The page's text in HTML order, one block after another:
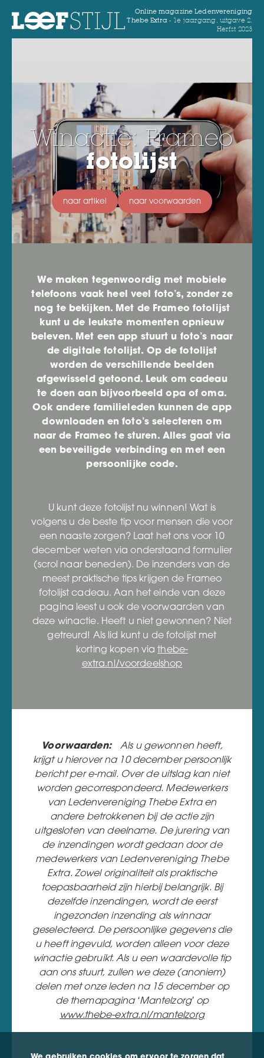
Online magazine Ledenvereniging
Thebe Extra -
1e jaargang, uitgave 2,
Herfst 2023
Winactie: Frameo
fotolijst
naar artikel naar voorwaarden
We maken tegenwoordig met mobiele
telefoons vaak heel veel foto’s, zonder ze
nog te bekijken. Met de Frameo fotolijst
kunt u de leukste momenten opnieuw
beleven. Met een app stuurt u foto’s naar
de digitale fotolijst. Op de fotolijst
worden de verschillende beelden
afgewisseld getoond. Leuk om cadeau
te doen aan bijvoorbeeld opa of oma.
Ook andere familieleden kunnen de app
downloaden en foto’s selecteren om
naar de Frameo te sturen. Alles gaat via
een beveiligde verbinding en met een
persoonlijke code.
U kunt deze fotolijst nu winnen! Wat is
volgens u de beste tip voor mensen die voor
een naaste zorgen? Laat het ons voor 10
december weten via onderstaand formulier
(scrol naar beneden). De inzenders van de
meest praktische tips krijgen de Frameo
fotolijst cadeau. Aan het einde van deze
pagina leest u ook de voorwaarden van
deze winactie. Heeft u niet gewonnen? Niet
getreurd! Als lid kunt u de fotolijst met
korting kopen viathebe-
extra.nl/voordeelshop
Voorwaarden:Als u gewonnen heeft,
krijgt u hierover na 10 december persoonlijk
bericht per e-mail. Over de uitslag kan niet
worden gecorrespondeerd. Medewerkers
van Ledenvereniging Thebe Extra en
andere betrokkenen bij de actie zijn
uitgesloten van deelname. De jurering van
de inzendingen wordt gedaan door de
medewerkers van Ledenvereniging Thebe
Extra. Zowel originaliteit als praktische
toepasbaarheid zijn hierbij belangrijk. Bij
dezelfde inzendingen, wordt de eerst
ingezonden inzending als winnaar
geselecteerd. De persoonlijke gegevens die
u heeft ingevuld, worden alleen voor deze
winactie gebruikt. Als u een waardevolle tip
aan ons stuurt, zullen we deze (anoniem)
delen met onze leden na 15 december op
de themapagina ‘Mantelzorg’ op
www.thebe-extra.nl/mantelzorg